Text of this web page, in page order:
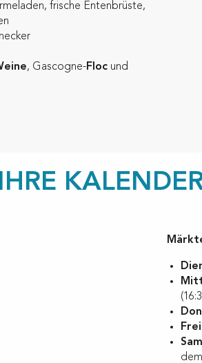
frische Entenbrüste,
, Gascogne-Floc und